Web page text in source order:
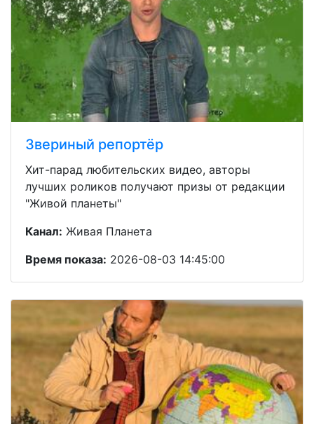
Звериный репортёр
Хит-парад любительских видео, авторы
лучших роликов получают призы от редакции
"Живой планеты"
Канал: Живая Планета
Время показа: 2026-08-03 14:45:00